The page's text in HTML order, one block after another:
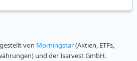
von Morningstar(Aktien, ETFs,
und der Isarvest GmbH.